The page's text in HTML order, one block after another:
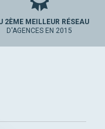
2ÈME MEILLEUR RÉSEAU
D'AGENCES EN 2015